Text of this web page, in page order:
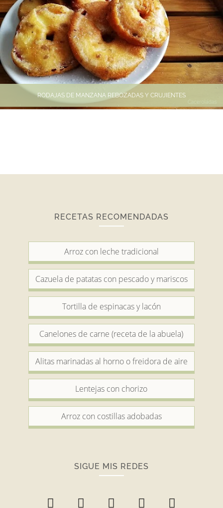
RODAJAS DE MANZANA REBOZADAS Y CRUJIENTES
RECETAS RECOMENDADAS
Arroz con leche tradicional
Cazuela de patatas con pescado y mariscos
Tortilla de espinacas y lacón
Canelones de carne (receta de la abuela)
Alitas marinadas al horno o freidora de aire
Lentejas con chorizo
Arroz con costillas adobadas
SIGUE MIS REDES